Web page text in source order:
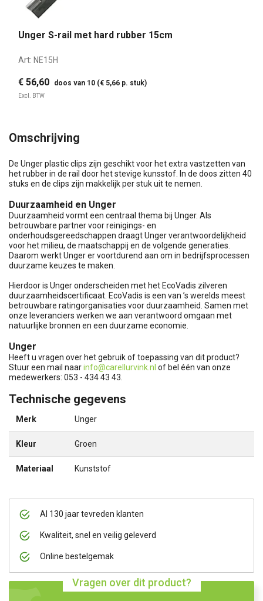
Al 130 jaar tevreden klanten
Kwaliteit, snel en veilig geleverd
Online bestelgemak
Vragen over dit product?
Unger S-rail met hard rubber 15cm
Art: NE15H
€ 56,60 doos van 10 (€ 5,66 p. stuk)
Excl. BTW
Omschrijving
De Unger plastic clips zijn geschikt voor het extra vastzetten van
het rubber in de rail door het stevige kunsstof. In de doos zitten 40
stuks en de clips zijn makkelijk per stuk uit te nemen.
Duurzaamheid en Unger
Duurzaamheid vormt een centraal thema bij Unger. Als
betrouwbare partner voor reinigings- en
onderhoudsgereedschappen draagt Unger verantwoordelijkheid
voor het milieu, de maatschappij en de volgende generaties.
Daarom werkt Unger er voortdurend aan om in bedrijfsprocessen
duurzame keuzes te maken.
Hierdoor is Unger onderscheiden met het EcoVadis zilveren
duurzaamheidscertificaat. EcoVadis is een van ’s werelds meest
betrouwbare ratingorganisaties voor duurzaamheid. Samen met
onze leveranciers werken we aan verantwoord omgaan met
natuurlijke bronnen en een duurzame economie.
Unger
Heeft u vragen over het gebruik of toepassing van dit product?
Stuur een mail naarinfo@carellurvink.nl of bel één van onze
medewerkers: 053 - 434 43 43.
Technische gegevens
Merk Unger
Kleur Groen
Materiaal Kunststof